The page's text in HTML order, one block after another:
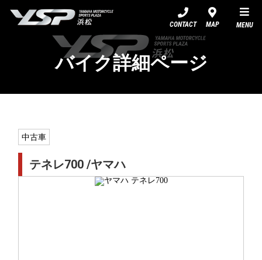
CONTACT MAP MENU
バイク詳細ページ
中古車
テネレ700 /ヤマハ